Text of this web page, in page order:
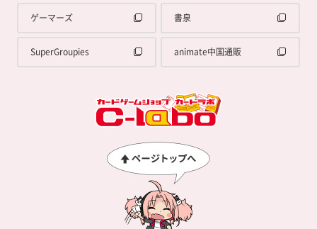
ゲーマーズ 書泉
SuperGroupies animate中国通販